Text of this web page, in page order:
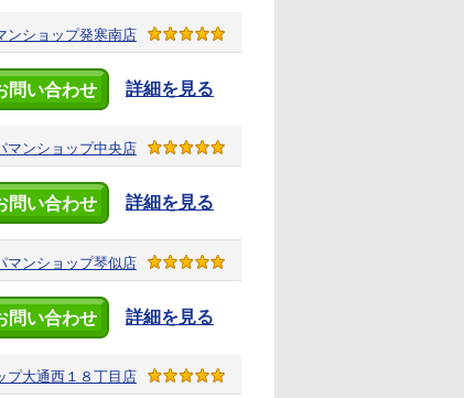
ンショップ発寒南店
問い合わせ 詳細を見る
マンショップ中央店
問い合わせ 詳細を見る
マンショップ琴似店
問い合わせ 詳細を見る
プ大通西１８丁目店